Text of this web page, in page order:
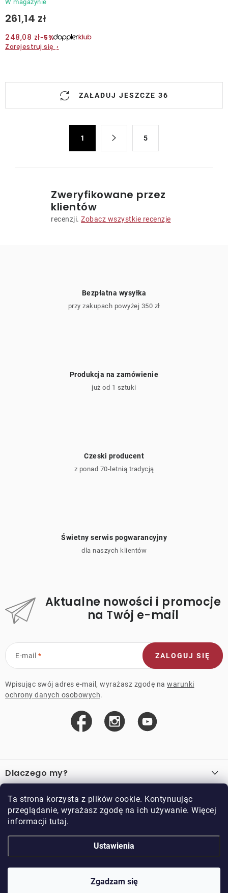
Ta strona korzysta z plików cookie. Kontynuując
przeglądanie, wyrażasz zgodę na ich używanie. Więcej
informacji tutaj.
Ustawienia
Zgadzam się
W magazynie
261,14 zł
248,08 zł−5%
Zarejestruj się ›
K
ZAŁADUJ JESZCZE 36
1 5
Zweryfikowane przez
klientów
recenzji. Zobacz wszystkie recenzje
Bezpłatna wysyłka
przy zakupach powyżej 350 zł
Produkcja na zamówienie
już od 1 sztuki
Czeski producent
z ponad 70-letnią tradycją
Świetny serwis pogwarancyjny
dla naszych klientów
Aktualne nowości i promocje
na Twój e-mail
E-mail
Wpisując swój adres e-mail, wyrażasz zgodę na warunki
ochrony danych osobowych.
ZALOGUJ SIĘ
t
o
p
a
Dlaczego my?
Ważne linki
Sprzedaż hurtowa
Przykładowy sklep
O zakupie
Regulamin
Regulamin programu lojalnościowego
Doppler CZ spol. s.r.o.,
DOPPLER CZ spol. s r.o. . Wszystkie prawa zastrzeżone.